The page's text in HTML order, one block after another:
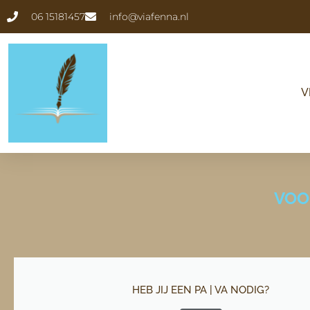
naar
de
06 15181457 info@viafenna.nl
HEB JIJ EEN PA | VA NODIG?